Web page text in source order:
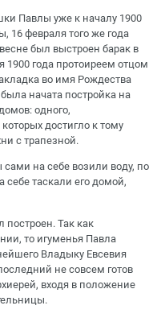
Павлы уже к началу 1900
16 февраля того же года
был выстроен барак в
1900 года протоиреем отцом
во имя Рождества
начата постройка на
одного,
достигло к тому
с трапезной.
сами на себе возили воду, по
таскали его домой,
построен. Так как
то игуменья Павла
Владыку Евсевия
не совсем готов
входя в положение